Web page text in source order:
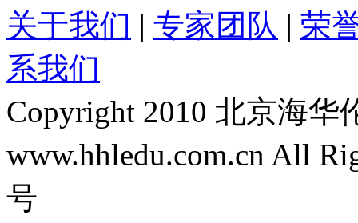
关于我们 | 专家团队 | 荣
系我们
Copyright 2010 北京海
www.hhledu.com.cn All
号